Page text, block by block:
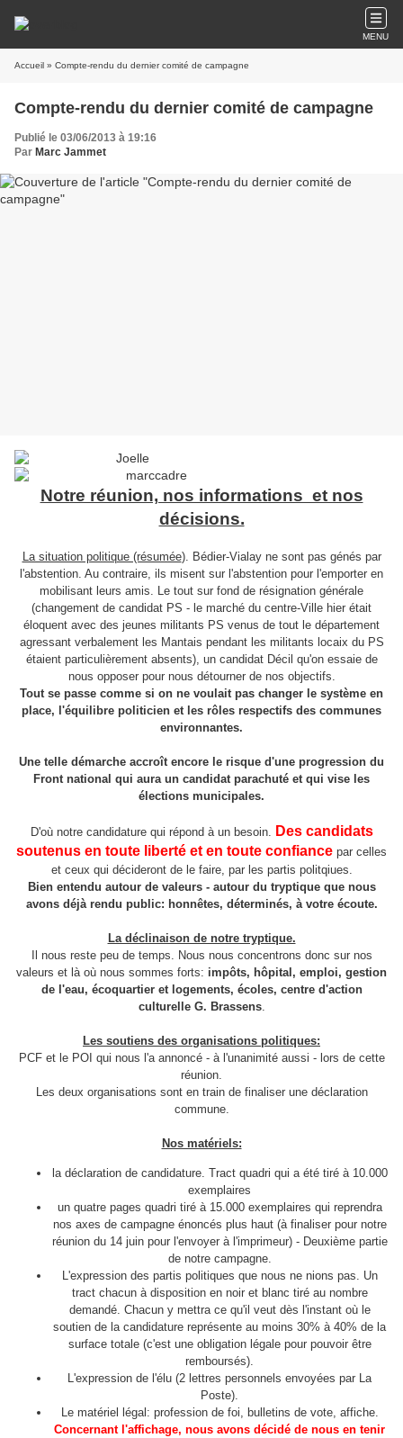
MENU
Accueil » Compte-rendu du dernier comité de campagne
Compte-rendu du dernier comité de campagne
Publié le 03/06/2013 à 19:16
Par Marc Jammet
Notre réunion, nos informations et nos
décisions.
La situation politique (résumée). Bédier-Vialay ne sont pas génés par
l'abstention. Au contraire, ils misent sur l'abstention pour l'emporter en
mobilisant leurs amis. Le tout sur fond de résignation générale
(changement de candidat PS - le marché du centre-Ville hier était
éloquent avec des jeunes militants PS venus de tout le département
agressant verbalement les Mantais pendant les militants locaix du PS
étaient particulièrement absents), un candidat Décil qu'on essaie de
nous opposer pour nous détourner de nos objectifs.
Tout se passe comme si on ne voulait pas changer le système en
place, l'équilibre politicien et les rôles respectifs des communes
environnantes.
Une telle démarche accroît encore le risque d'une progression du
Front national qui aura un candidat parachuté et qui vise les
élections municipales.
D'où notre candidature qui répond à un besoin. Des candidats
soutenus en toute liberté et en toute confiance par celles
et ceux qui décideront de le faire, par les partis politqiues.
Bien entendu autour de valeurs - autour du tryptique que nous
avons déjà rendu public: honnêtes, déterminés, à votre écoute.
La déclinaison de notre tryptique.
Il nous reste peu de temps. Nous nous concentrons donc sur nos
valeurs et là où nous sommes forts: impôts, hôpital, emploi, gestion
de l'eau, écoquartier et logements, écoles, centre d'action
culturelle G. Brassens.
Les soutiens des organisations politiques:
PCF et le POI qui nous l'a annoncé - à l'unanimité aussi - lors de cette
réunion.
Les deux organisations sont en train de finaliser une déclaration
commune.
Nos matériels:
la déclaration de candidature. Tract quadri qui a été tiré à 10.000
exemplaires
un quatre pages quadri tiré à 15.000 exemplaires qui reprendra
nos axes de campagne énoncés plus haut (à finaliser pour notre
réunion du 14 juin pour l'envoyer à l'imprimeur) - Deuxième partie
de notre campagne.
L'expression des partis politiques que nous ne nions pas. Un
tract chacun à disposition en noir et blanc tiré au nombre
demandé. Chacun y mettra ce qu'il veut dès l'instant où le
soutien de la candidature représente au moins 30% à 40% de la
surface totale (c'est une obligation légale pour pouvoir être
remboursés).
L'expression de l'élu (2 lettres personnels envoyées par La
Poste).
Le matériel légal: profession de foi, bulletins de vote, affiche.
Concernant l'affichage, nous avons décidé de nous en tenir